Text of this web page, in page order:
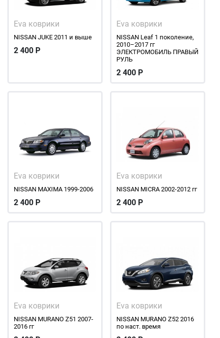
Eva коврики
NISSAN JUKE 2011 и выше
2 400 Р
Eva коврики
NISSAN Leaf 1 поколение,
2010–2017 гг
ЭЛЕКТРОМОБИЛЬ ПРАВЫЙ
РУЛЬ
2 400 Р
Eva коврики
NISSAN MAXIMA 1999-2006
2 400 Р
Eva коврики
NISSAN MICRA 2002-2012 гг
2 400 Р
Eva коврики
NISSAN MURANO Z51 2007-
2016 гг
Eva коврики
NISSAN MURANO Z52 2016
по наст. время